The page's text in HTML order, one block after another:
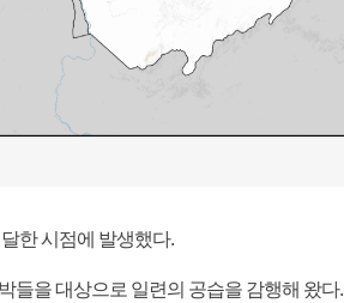
한 시점에 발생했다.
들을 대상으로 일련의 공습을 감행해 왔다.